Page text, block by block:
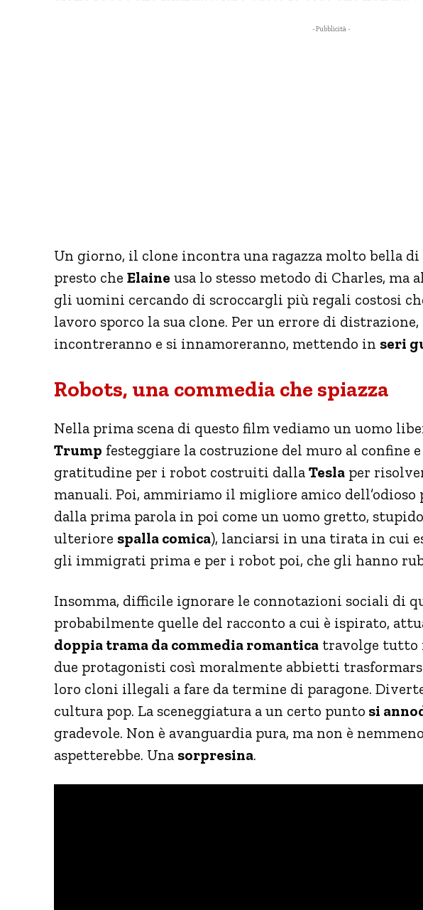
- Pubblicità -
Un giorno, il clone incontra una ragazza molto bella di
presto che Elaine usa lo stesso metodo di Charles, ma
gli uomini cercando di scroccargli più regali costosi
lavoro sporco la sua clone. Per un errore di
incontreranno e si innamoreranno, mettendo in seri
Robots, una commedia che spiazza
Nella prima scena di questo film vediamo un uomo
Trump festeggiare la costruzione del muro al confine
gratitudine per i robot costruiti dalla Tesla per
manuali. Poi, ammiriamo il migliore amico
dalla prima parola in poi come un uomo gretto,
ulteriore spalla comica), lanciarsi in una tirata in cui
gli immigrati prima e per i robot poi, che gli hanno
Insomma, difficile ignorare le connotazioni sociali di
probabilmente quelle del racconto a cui è ispirato,
doppia trama da commedia romantica travolge tutto
due protagonisti così moralmente abbietti
loro cloni illegali a fare da termine di paragone.
cultura pop. La sceneggiatura a un certo punto si
gradevole. Non è avanguardia pura, ma non è
aspetterebbe. Una sorpresina.